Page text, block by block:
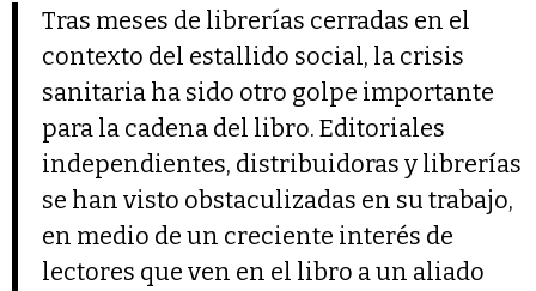
Tras meses de librerías cerradas en el
contexto del estallido social, la crisis
sanitaria ha sido otro golpe importante
para la cadena del libro. Editoriales
independientes, distribuidoras y librerías
se han visto obstaculizadas en su trabajo,
en medio de un creciente interés de
lectores que ven en el libro a un aliado